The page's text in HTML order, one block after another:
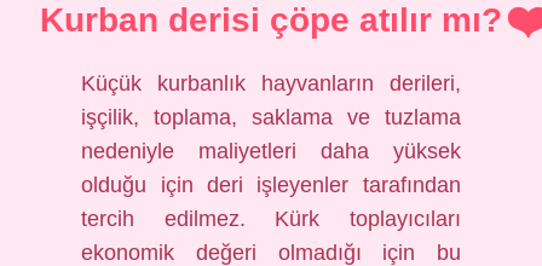
Kurban derisi çöpe atılır mı?
Küçük kurbanlık hayvanların derileri,
işçilik, toplama, saklama ve tuzlama
nedeniyle maliyetleri daha yüksek
olduğu için deri işleyenler tarafından
tercih edilmez. Kürk toplayıcıları
ekonomik değeri olmadığı için bu